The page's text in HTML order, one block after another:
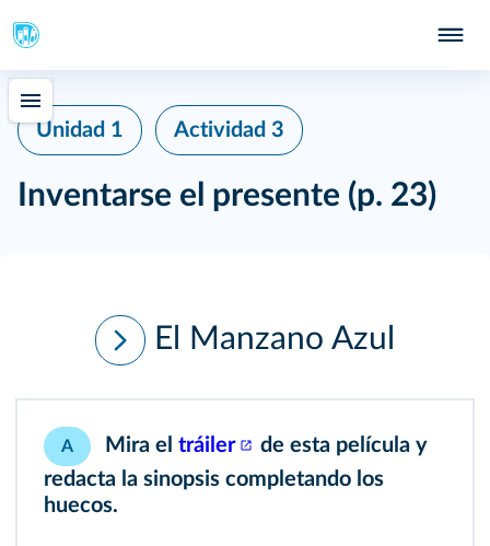
Unidad 1 Actividad 3
Inventarse el presente (p. 23)
El Manzano Azul
A Mira el tráiler
de esta película y
redacta la sinopsis completando los
huecos.